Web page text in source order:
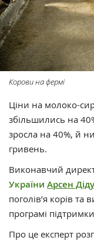
Корови на фермі
Ціни на молоко-
збільшились на
зросла на 40%, й
гривень.
Виконавчий
України Арсен
поголів’я корів
програмі
Про це експерт